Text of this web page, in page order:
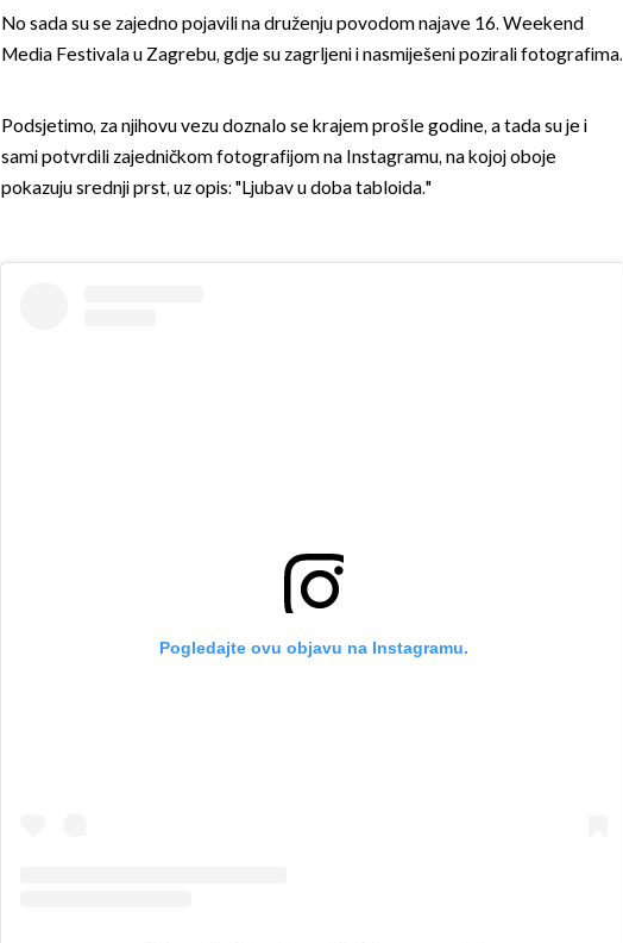
No sada su se zajedno pojavili na druženju povodom najave 16. Weekend
Media Festivala u Zagrebu, gdje su zagrljeni i nasmiješeni pozirali fotografima.
Podsjetimo, za njihovu vezu doznalo se krajem prošle godine, a tada su je i
sami potvrdili zajedničkom fotografijom na Instagramu, na kojoj oboje
pokazuju srednji prst, uz opis: "Ljubav u doba tabloida."
Pogledajte ovu objavu na Instagramu.